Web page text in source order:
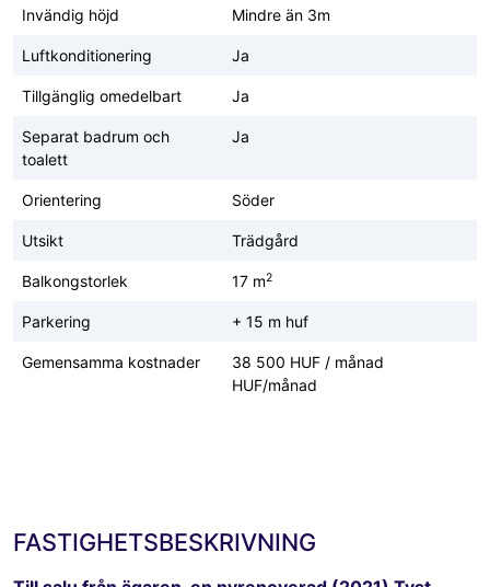
Invändig höjd Mindre än 3m
Luftkonditionering Ja
Tillgänglig omedelbart Ja
Separat badrum och
toalett
Ja
Orientering Söder
Utsikt Trädgård
Balkongstorlek 17 m2
Parkering + 15 m huf
Gemensamma kostnader
38 500 HUF / månad
HUF/månad
FASTIGHETSBESKRIVNING